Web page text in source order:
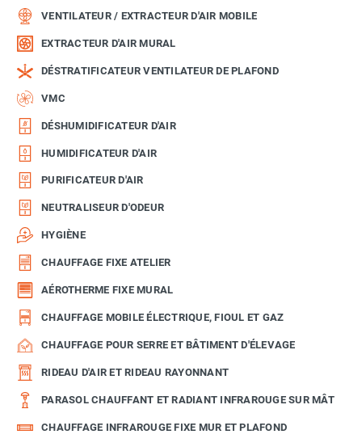
VENTILATEUR / EXTRACTEUR D'AIR MOBILE
EXTRACTEUR D'AIR MURAL
DÉSTRATIFICATEUR VENTILATEUR DE PLAFOND
VMC
DÉSHUMIDIFICATEUR D'AIR
HUMIDIFICATEUR D'AIR
PURIFICATEUR D'AIR
NEUTRALISEUR D'ODEUR
HYGIÈNE
CHAUFFAGE FIXE ATELIER
AÉROTHERME FIXE MURAL
CHAUFFAGE MOBILE ÉLECTRIQUE, FIOUL ET GAZ
CHAUFFAGE POUR SERRE ET BÂTIMENT D'ÉLEVAGE
RIDEAU D'AIR ET RIDEAU RAYONNANT
PARASOL CHAUFFANT ET RADIANT INFRAROUGE SUR MÂT
CHAUFFAGE INFRAROUGE FIXE MUR ET PLAFOND